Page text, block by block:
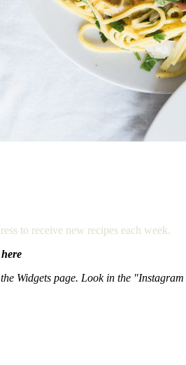
to receive new recipes each week.
Widgets page. Look in the